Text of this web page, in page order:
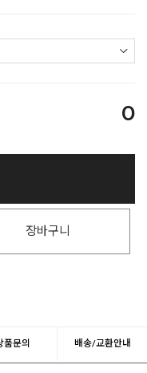
0
장바구니
품문의 배송/교환안내